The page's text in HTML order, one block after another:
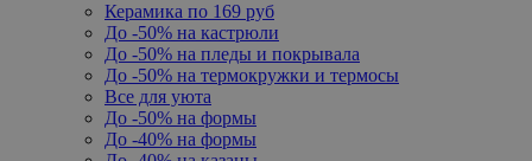
Керамика по 169 руб
До -50% на кастрюли
До -50% на пледы и покрывала
До -50% на термокружки и термосы
Все для уюта
До -50% на формы
До -40% на формы